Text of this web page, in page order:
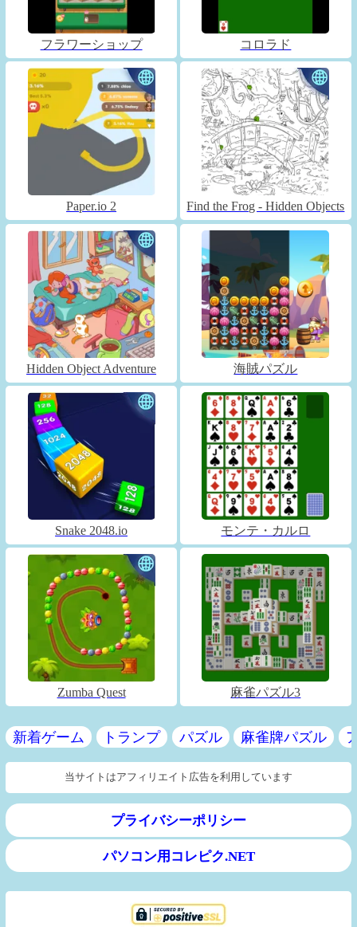
フラワーショップ コロラド
Paper.io 2 Find the Frog - Hidden Objects
Hidden Object Adventure 海賊パズル
Snake 2048.io モンテ・カルロ
Zumba Quest 麻雀パズル3
新着ゲーム トランプ パズル 麻雀牌パズル
当サイトはアフィリエイト広告を利用しています
プライバシーポリシー
パソコン用コレピク.NET